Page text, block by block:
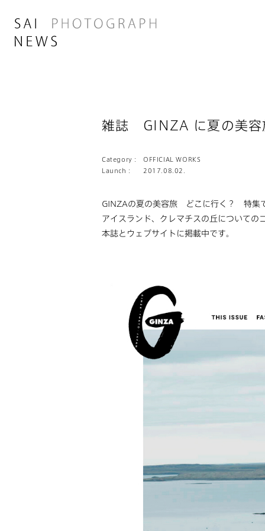
雑誌 GINZA に夏の美
Category :
OFFICIAL WORKS
Launch :
2017.08.02.
GINZAの夏の美容旅 どこに行く？ 特集
アイスランド、クレマチスの丘についての
本誌とウェブサイトに掲載中です。